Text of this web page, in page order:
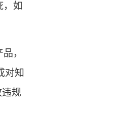
， 如
品，
对知
违规